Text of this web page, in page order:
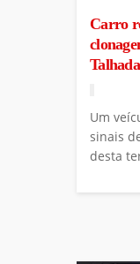
Carro
Talhada
Um
sinais
desta